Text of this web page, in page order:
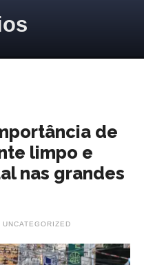
de
limpo e
nas grandes
UNCATEGORIZED